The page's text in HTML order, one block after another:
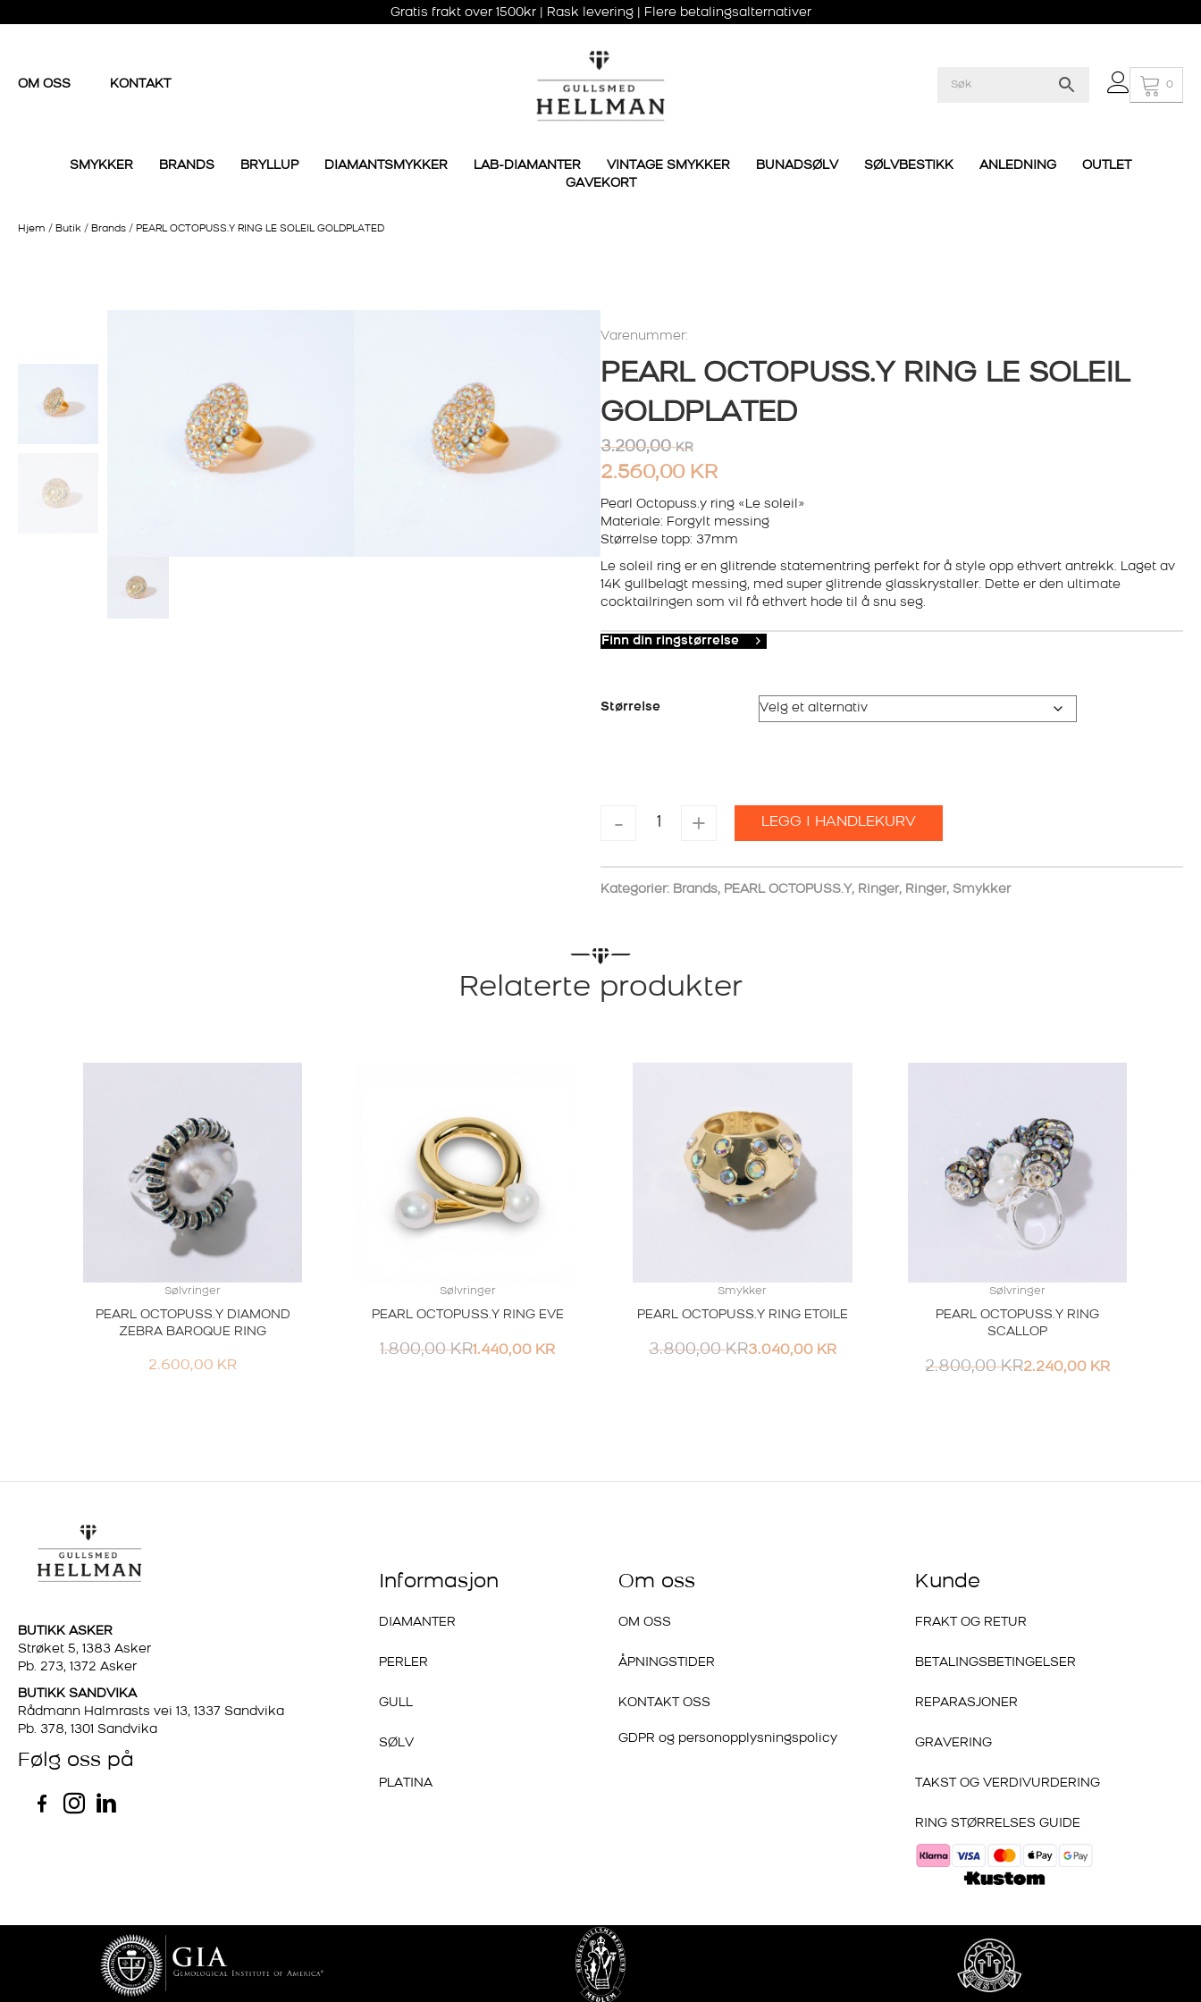
Gratis frakt over 1500kr | Rask levering | Flere betalingsalternativer
OM OSS KONTAKT 0
SMYKKER BRANDS BRYLLUP DIAMANTSMYKKER LAB-DIAMANTER VINTAGE SMYKKER BUNADSØLV SØLVBESTIKK ANLEDNING
OUTLET
GAVEKORT
Hjem / Butik / Brands / PEARL OCTOPUSS.Y RING LE SOLEIL GOLDPLATED
Varenummer:
PEARL OCTOPUSS.Y RING LE SOLEIL
GOLDPLATED
3.200,00KR
2.560,00 KR
Pearl Octopuss.y ring «Le soleil»
Materiale: Forgylt messing
Størrelse topp: 37mm
Le soleil ring er en glitrende statementring perfekt for å style opp ethvert antrekk. Laget av
14K gullbelagt messing, med super glitrende glasskrystaller. Dette er den ultimate
cocktailringen som vil få ethvert hode til å snu seg.
Finn din ringstørrelse
Størrelse
-
PEARL
OCTOPUSS.Y
LE
SOLEIL
+ LEGG I HANDLEKURV
Kategorier: Brands, PEARL OCTOPUSS.Y, Ringer, Ringer, Smykker
Relaterte produkter
Sølvringer
PEARL OCTOPUSS.Y DIAMOND
ZEBRA BAROQUE RING
2.600,00 KR
Sølvringer
PEARL OCTOPUSS.Y RING EVE
1.800,00KR1.440,00 KR
Smykker
PEARL OCTOPUSS.Y RING ETOILE
3.800,00KR3.040,00 KR
Sølvringer
PEARL OCTOPUSS.Y RING
SCALLOP
2.800,00KR2.240,00 KR
BUTIKK ASKER
Strøket 5, 1383 Asker
Pb. 273, 1372 Asker
BUTIKK SANDVIKA
Rådmann Halmrasts vei 13, 1337 Sandvika
Pb. 378, 1301 Sandvika
Følg oss på
Informasjon
DIAMANTER
PERLER
GULL
SØLV
PLATINA
Om oss
OM OSS
ÅPNINGSTIDER
KONTAKT OSS
GDPR og personopplysningspolicy
Kunde
FRAKT OG RETUR
BETALINGSBETINGELSER
REPARASJONER
GRAVERING
TAKST OG VERDIVURDERING
RING STØRRELSES GUIDE